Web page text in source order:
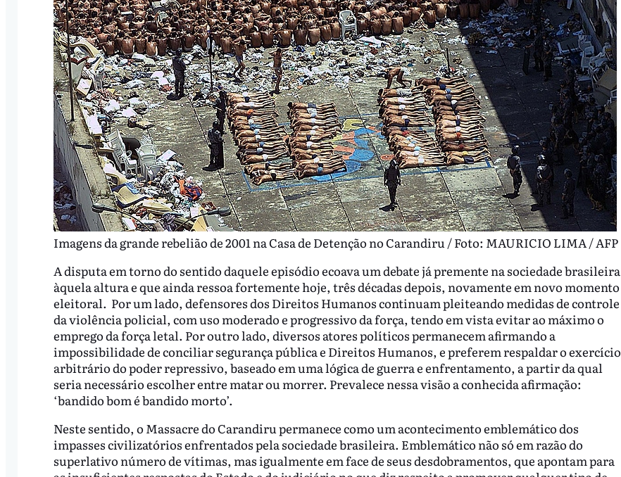
Imagens da grande rebelião de 2001 na Casa de Detenção no Carandiru / Foto: MAURICIO LIMA / AFP
A disputa em torno do sentido daquele episódio ecoava um debate já premente na sociedade brasileira
àquela altura e que ainda ressoa fortemente hoje, três décadas depois, novamente em novo momento
eleitoral. Por um lado, defensores dos Direitos Humanos continuam pleiteando medidas de controle
da violência policial, com uso moderado e progressivo da força, tendo em vista evitar ao máximo o
emprego da força letal. Por outro lado, diversos atores políticos permanecem afirmando a
impossibilidade de conciliar segurança pública e Direitos Humanos, e preferem respaldar o exercício
arbitrário do poder repressivo, baseado em uma lógica de guerra e enfrentamento, a partir da qual
seria necessário escolher entre matar ou morrer. Prevalece nessa visão a conhecida afirmação:
‘bandido bom é bandido morto’.
Neste sentido, o Massacre do Carandiru permanece como um acontecimento emblemático dos
impasses civilizatórios enfrentados pela sociedade brasileira. Emblemático não só em razão do
superlativo número de vítimas, mas igualmente em face de seus desdobramentos, que apontam para